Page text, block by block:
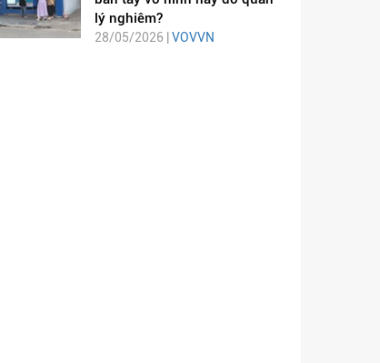
lý nghiêm?
28/05/2026 | VOVVN